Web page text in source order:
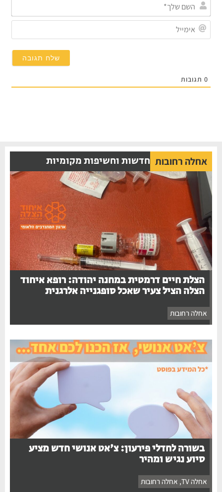
0תגובות
אחלה רחובות חדשות וחשיפות מקומיות
הצלת חיים דרמטית במחנה יהודה: רופא איחוד
הצלה הציל צעיר שאכל סופגנייה אלרגנית
אחלה רחובות
בשורה לחדלי פירעון: צ'אט אנושי חדש מציע
סיוע נגיש ומהיר
אחלה TV , אחלה רחובות